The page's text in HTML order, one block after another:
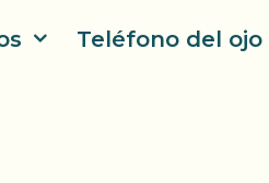
Teléfono del ojo